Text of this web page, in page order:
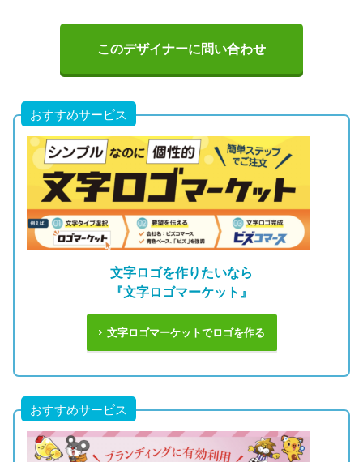
このデザイナーに問い合わせ
おすすめサービス
文字ロゴを作りたいなら
『文字ロゴマーケット』
文字ロゴマーケットでロゴを作る
おすすめサービス